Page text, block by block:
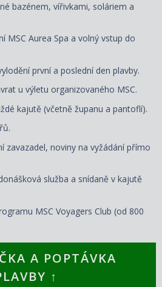
bazénem, vířivkami, soláriem a
MSC Aurea Spa a volný vstup do
první a poslední den plavby.
u výletu organizovaného MSC.
kajutě (včetně županu a pantoflí).
zavazadel, noviny na vyžádání přímo
služba a snídaně v kajutě
MSC Voyagers Club (od 800
A POPTÁVKA
↑